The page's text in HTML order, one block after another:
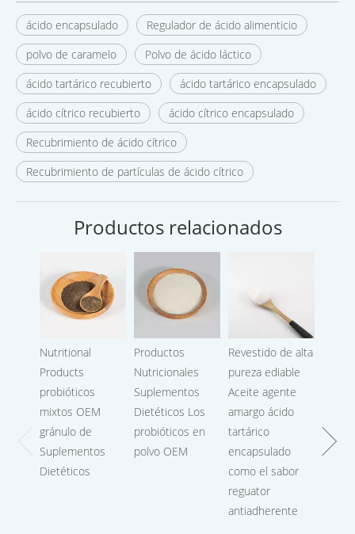
ácido encapsulado
Regulador de ácido alimenticio
polvo de caramelo
Polvo de ácido láctico
ácido tartárico recubierto
ácido tartárico encapsulado
ácido cítrico recubierto
ácido cítrico encapsulado
Recubrimiento de ácido cítrico
Recubrimiento de partículas de ácido cítrico
Productos relacionados
Nutritional
Products
probióticos
mixtos OEM
gránulo de
Suplementos
Dietéticos
Productos
Nutricionales
Suplementos
Dietéticos Los
probióticos en
polvo OEM
Revestido de alta
pureza ediable
Aceite agente
amargo ácido
tartárico
encapsulado
como el sabor
reguator
antiadherente